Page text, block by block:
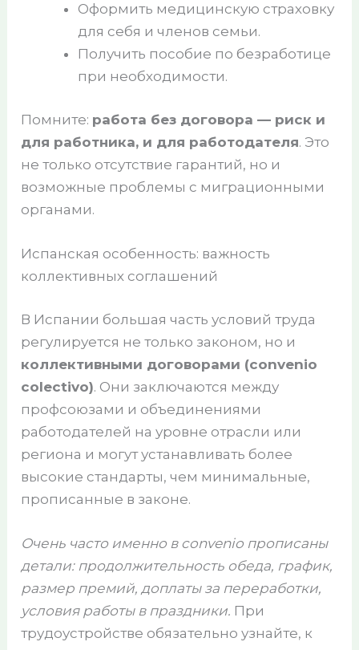
Оформить медицинскую страховку
для себя и членов семьи.
Получить пособие по безработице
при необходимости.
Помните: работа без договора — риск и
для работника, и для работодателя. Это
не только отсутствие гарантий, но и
возможные проблемы с миграционными
органами.
Испанская особенность: важность
коллективных соглашений
В Испании большая часть условий труда
регулируется не только законом, но и
коллективными договорами (convenio
colectivo). Они заключаются между
профсоюзами и объединениями
работодателей на уровне отрасли или
региона и могут устанавливать более
высокие стандарты, чем минимальные,
прописанные в законе.
Очень часто именно в convenio прописаны
детали: продолжительность обеда, график,
размер премий, доплаты за переработки,
условия работы в праздники. При
трудоустройстве обязательно узнайте, к